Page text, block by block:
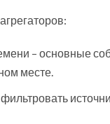
– основные
месте.